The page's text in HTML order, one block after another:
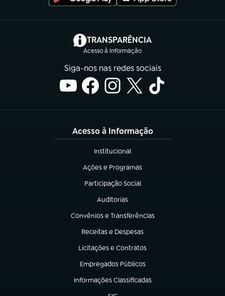
TRANSPARÊNCIA
Acesso à Informação
(abre em nova aba)
Siga-nos nas redes sociais
Acesso à Informação
Institucional
(abre em nova aba)
Ações e Programas
(abre em nova aba)
Participação Social
(abre em nova aba)
Auditorias
(abre em nova aba)
Convênios e Transferências
(abre em nova aba)
Receitas e Despesas
(abre em nova aba)
Licitações e Contratos
(abre em nova aba)
Empregados Públicos
(abre em nova aba)
Informações Classificadas
(abre em nova aba)